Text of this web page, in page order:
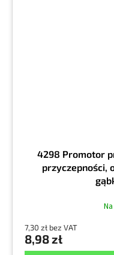
4298 Promotor
przyczepności,
7,30 zł bez VAT
8,98 zł